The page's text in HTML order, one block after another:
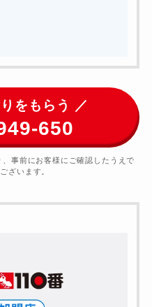
をもらう ／
650
事前にお客様にご確認したうえで
ざいます。